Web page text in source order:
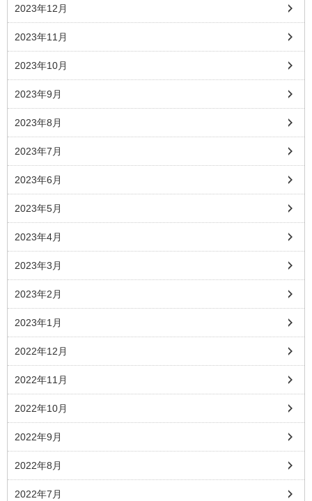
2023年12月
2023年11月
2023年10月
2023年9月
2023年8月
2023年7月
2023年6月
2023年5月
2023年4月
2023年3月
2023年2月
2023年1月
2022年12月
2022年11月
2022年10月
2022年9月
2022年8月
2022年7月